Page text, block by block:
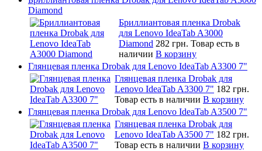
Diamond
Бриллиантовая пленка Drobak
для Lenovo IdeaTab A3000
Diamond 282 грн. Товар есть в
наличии В корзину
Глянцевая пленка Drobak для Lenovo IdeaTab A3300 7"
Глянцевая пленка Drobak для
Lenovo IdeaTab A3300 7" 182 грн.
Товар есть в наличии В корзину
Глянцевая пленка Drobak для Lenovo IdeaTab A3500 7"
Глянцевая пленка Drobak для
Lenovo IdeaTab A3500 7" 182 грн.
Товар есть в наличии В корзину